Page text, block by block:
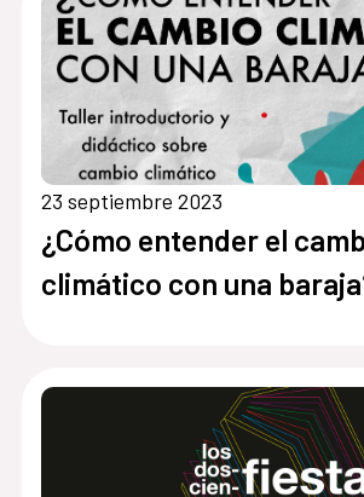
23 septiembre 2023
¿Cómo entender el
climático con una